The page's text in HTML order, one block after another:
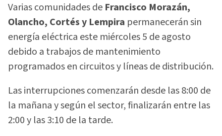
Varias comunidades de Francisco Morazán,
Olancho, Cortés y Lempira permanecerán sin
energía eléctrica este miércoles 5 de agosto
debido a trabajos de mantenimiento
programados en circuitos y líneas de distribución.
Las interrupciones comenzarán desde las 8:00 de
la mañana y según el sector, finalizarán entre las
2:00 y las 3:10 de la tarde.